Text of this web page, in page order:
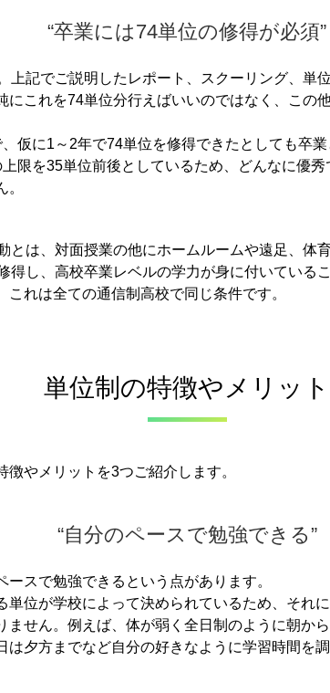
“卒業には74単位の修得が必須”
上記でご説明したレポート、スクーリング、単
にこれを74単位分行えばいいのではなく、この
仮に1～2年で74単位を修得できたとしても卒業
限を35単位前後としているため、どんなに優
とは、対面授業の他にホームルームや遠足、体
得し、高校卒業レベルの学力が身に付いている
れは全ての通信制高校で同じ条件です。
単位制の特徴やメリット
やメリットを3つご紹介します。
“自分のペースで勉強できる”
スで勉強できるという点があります。
位が学校によって決められているため、それ
せん。 例えば、体が弱く全日制のように朝か
夕方までなど自分の好きなように学習時間を